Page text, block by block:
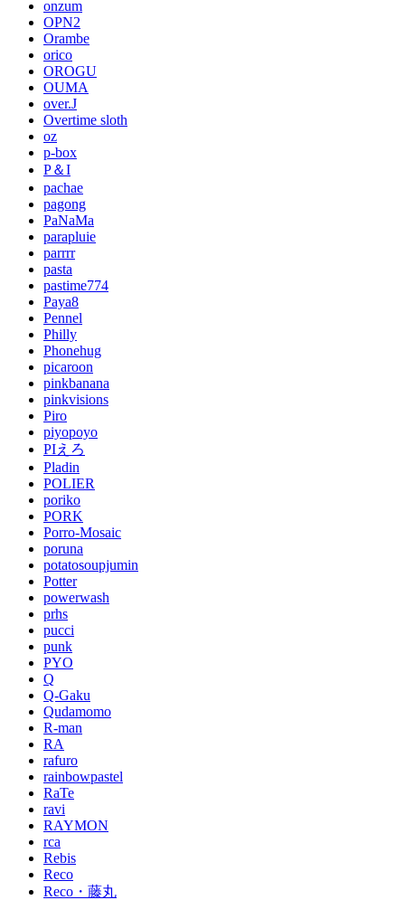
onzum
OPN2
Orambe
orico
OROGU
OUMA
over.J
Overtime sloth
oz
p-box
P＆I
pachae
pagong
PaNaMa
parapluie
parrrr
pasta
pastime774
Paya8
Pennel
Philly
Phonehug
picaroon
pinkbanana
pinkvisions
Piro
piyopoyo
PIえろ
Pladin
POLIER
poriko
PORK
Porro-Mosaic
poruna
potatosoupjumin
Potter
powerwash
prhs
pucci
punk
PYO
Q
Q-Gaku
Qudamomo
R-man
RA
rafuro
rainbowpastel
RaTe
ravi
RAYMON
rca
Rebis
Reco
Reco・藤丸